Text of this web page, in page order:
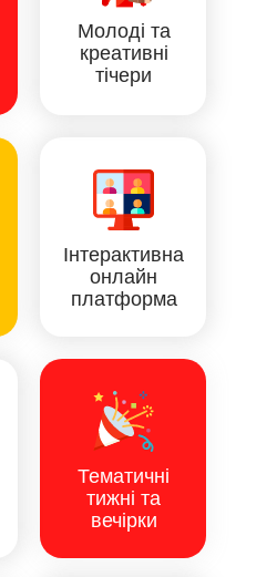
Інтерактивна
онлайн
платформа
Тематичні
тижні та
вечірки
Молоді та
креативні
тічери